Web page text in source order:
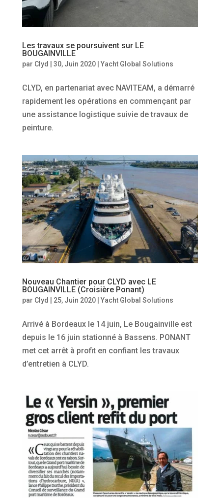
Les travaux se poursuivent sur LE
BOUGAINVILLE
par Clyd 30, Juin 2020| Yacht Global Solutions
CLYD, en partenariat avec NAVITEAM, a démarré
rapidement les opérations en commençant par
une assistance logistique suivie de travaux de
peinture.
Nouveau Chantier pour CLYD avec LE
BOUGAINVILLE (Croisière Ponant)
par Clyd 25, Juin 2020| Yacht Global Solutions
Arrivé à Bordeaux le 14 juin, Le Bougainville est
depuis le 16 juin stationné à Bassens. PONANT
met cet arrêt à profit en confiant les travaux
d’entretien à CLYD.